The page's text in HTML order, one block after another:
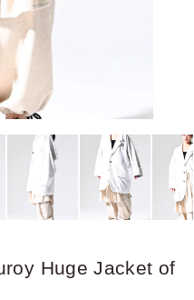
Huge Jacket of